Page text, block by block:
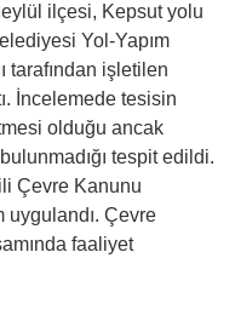
ilçesi, Kepsut yolu
Yol-Yapım
tarafından işletilen
İncelemede tesisin
olduğu ancak
tespit edildi.
Çevre Kanunu
uygulandı. Çevre
faaliyet